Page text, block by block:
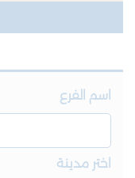
اسم الفرع
اختر مدينة